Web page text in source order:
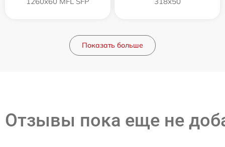
Показать больше
Отзывы пока еще не